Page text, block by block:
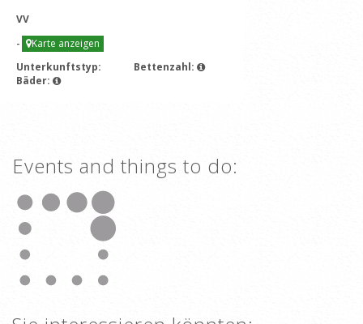
VV
-
Karte anzeigen
Unterkunftstyp:
Bettenzahl:
Bäder:
Events and things to do: